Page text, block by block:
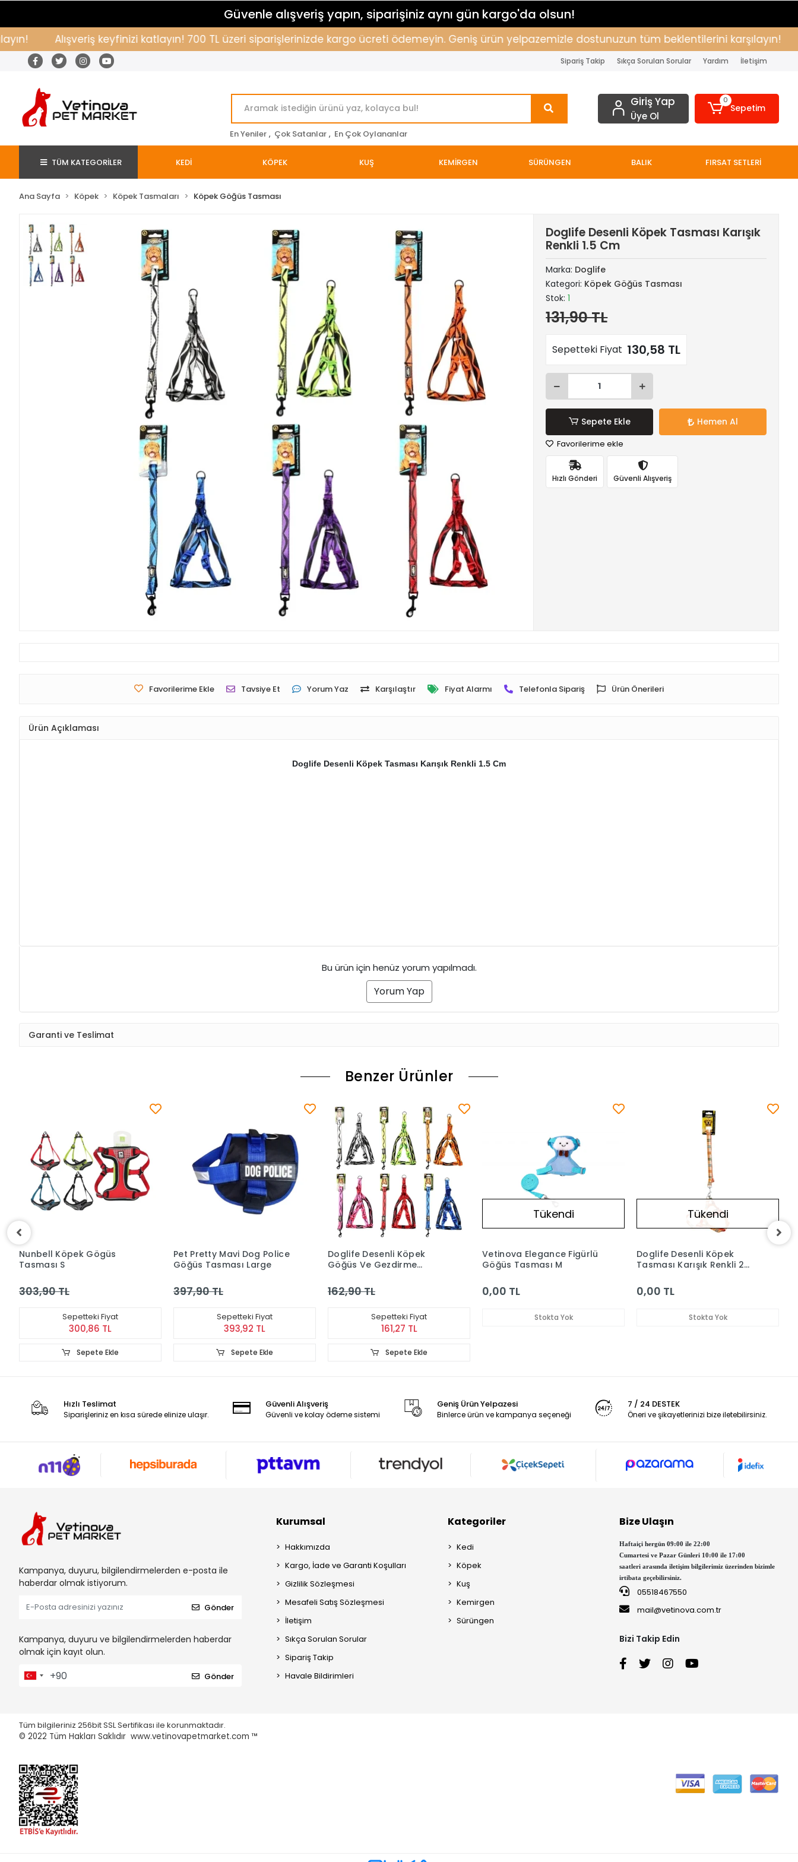
Güvenle alışveriş yapın, siparişiniz aynı gün kargo'da olsun!
Alışveriş keyfinizi katlayın! 700 TL üzeri siparişlerinizde kargo ücreti ödemeyin. Geniş ürün yelpazemizle dostunuzun tüm beklentilerini karşılayın!
Sipariş Takip Sıkça Sorulan Sorular Yardım İletişim
En Yeniler , Çok Satanlar , En Çok Oylananlar
Giriş Yap
Üye Ol
0
Sepetim
TÜM KATEGORİLER KEDİ KÖPEK KUŞ KEMİRGEN SÜRÜNGEN BALIK FIRSAT SETLERİ
Ana Sayfa Köpek Köpek Tasmaları Köpek Göğüs Tasması
Doglife Desenli Köpek Tasması Karışık
Renkli 1.5 Cm
Marka: Doglife
Kategori: Köpek Göğüs Tasması
Stok:1
131,90 TL
Sepetteki Fiyat 130,58 TL
Sepete Ekle Hemen Al
Favorilerime ekle
Hızlı Gönderi Güvenli Alışveriş
Favorilerime Ekle Tavsiye Et Yorum Yaz Karşılaştır Fiyat Alarmı Telefonla Sipariş Ürün Önerileri
Ürün Açıklaması
Doglife Desenli Köpek Tasması Karışık Renkli 1.5 Cm
Bu ürün için henüz yorum yapılmadı.
Yorum Yap
Garanti ve Teslimat
Benzer Ürünler
Pet Pretty Mavi Dog Police
Göğüs Tasması Large
397,90 TL
Sepetteki Fiyat
393,92 TL
Sepete Ekle
Doglife Desenli Köpek
Göğüs Ve Gezdirme
162,90 TL
Sepetteki Fiyat
161,27 TL
Sepete Ekle
Tükendi
Vetinova Elegance Figürlü
Göğüs Tasması M
0,00 TL
Stokta Yok
Tükendi
Doglife Desenli Köpek
Tasması Karışık Renkli 2
0,00 TL
Stokta Yok
Tükendi
Maxi Life Elegance Figürlü
Göğüs Tasması S Boy
175,90 TL
Sepetteki Fiyat
Hızlı Teslimat
Siparişleriniz en kısa sürede elinize ulaşır.
Güvenli Alışveriş
Güvenli ve kolay ödeme sistemi
Geniş Ürün Yelpazesi
Binlerce ürün ve kampanya seçeneği
7 / 24 DESTEK
Öneri ve şikayetlerinizi bize iletebilirsiniz.
Kampanya, duyuru, bilgilendirmelerden e-posta ile
haberdar olmak istiyorum.
Gönder
Kampanya, duyuru ve bilgilendirmelerden haberdar
olmak için kayıt olun.
Gönder
Kurumsal
Hakkımızda
Kargo, İade ve Garanti Koşulları
Gizlilik Sözleşmesi
Mesafeli Satış Sözleşmesi
İletişim
Sıkça Sorulan Sorular
Sipariş Takip
Havale Bildirimleri
Kategoriler
Kedi
Köpek
Kuş
Kemirgen
Sürüngen
Bize Ulaşın
Haftaiçi hergün 09:00 ile 22:00
Cumartesi ve Pazar Günleri 10:00 ile 17:00
saatleri arasında iletişim bilgilerimiz üzerinden bizimle
irtibata geçebilirsiniz.
05518467550
mail@vetinova.com.tr
Bizi Takip Edin
Tüm bilgileriniz 256bit SSL Sertifikası ile korunmaktadır.
© 2022 Tüm Hakları Saklıdır www.vetinovapetmarket.com ™